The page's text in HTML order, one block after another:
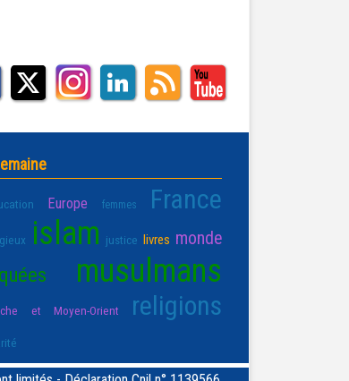
Europe femmes France
islam justice livres monde
musulmans
et Moyen-Orient religions